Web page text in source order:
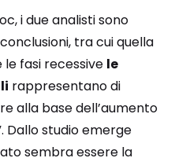
i due analisti sono
tra cui quella
fasi recessive le
rappresentano di
alla base dell’aumento
Dallo studio emerge
sembra essere la